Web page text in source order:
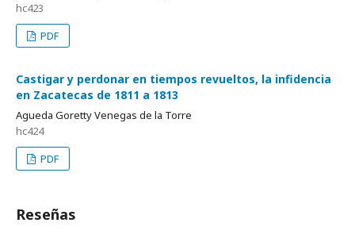
hc423
PDF
Castigar y perdonar en tiempos revueltos, la infidencia
en Zacatecas de 1811 a 1813
Agueda Goretty Venegas de la Torre
hc424
PDF
Reseñas